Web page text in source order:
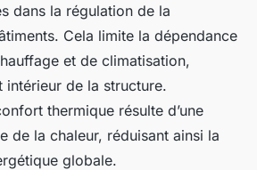
dans la régulation de la
Cela limite la dépendance
et de climatisation,
intérieur de la structure.
thermique résulte d’une
de la chaleur, réduisant ainsi la
globale.